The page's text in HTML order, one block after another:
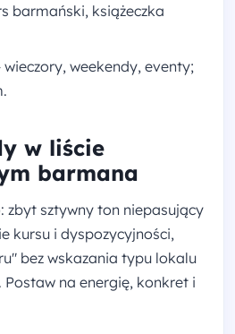
barmański, książeczka
wieczory, weekendy, eventy;
w liście
barmana
zbyt sztywny ton niepasujący
kursu i dyspozycyjności,
bez wskazania typu lokalu
na energię, konkret i